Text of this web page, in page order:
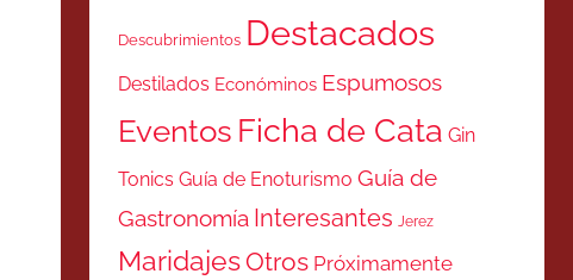
Descubrimientos Destacados
Destilados Económinos Espumosos
Eventos Ficha de Cata Gin
Tonics Guía de Enoturismo Guía de
Gastronomía Interesantes Jerez
MaridajesOtros Próximamente